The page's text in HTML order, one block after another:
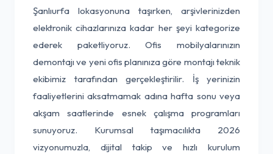
Şanlıurfa lokasyonuna taşırken, arşivlerinizden
elektronik cihazlarınıza kadar her şeyi kategorize
ederek paketliyoruz. Ofis mobilyalarınızın
demontajı ve yeni ofis planınıza göre montajı teknik
ekibimiz tarafından gerçekleştirilir. İş yerinizin
faaliyetlerini aksatmamak adına hafta sonu veya
akşam saatlerinde esnek çalışma programları
sunuyoruz. Kurumsal taşımacılıkta 2026
vizyonumuzla, dijital takip ve hızlı kurulum